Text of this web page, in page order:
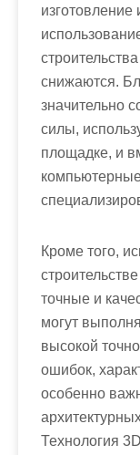
изготовление
снижаются.
значительно
силы,
площадке, и
Кроме того,
точные и
могут
высокой
ошибок,
особенно
Технология